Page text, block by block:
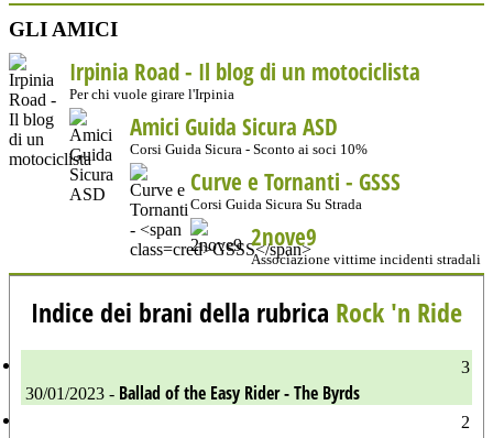
GLI AMICI
Irpinia Road - Il blog di un motociclista
Per chi vuole girare l'Irpinia
Amici Guida Sicura ASD
Corsi Guida Sicura - Sconto ai soci 10%
Curve e Tornanti - GSSS
Corsi Guida Sicura Su Strada
2nove9
Associazione vittime incidenti stradali
Indice dei brani della rubrica Rock 'n Ride
3
30/01/2023 - Ballad of the Easy Rider - The Byrds
2